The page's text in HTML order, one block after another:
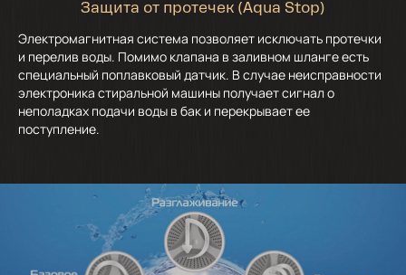
Защита от протечек (Aqua Stop)
Электромагнитная система позволяет исключать протечки
и перелив воды. Помимо клапана в заливном шланге есть
специальный поплавковый датчик. В случае неисправности
электроника стиральной машины получает сигнал о
неполадках подачи воды в бак и перекрывает ее
поступление.